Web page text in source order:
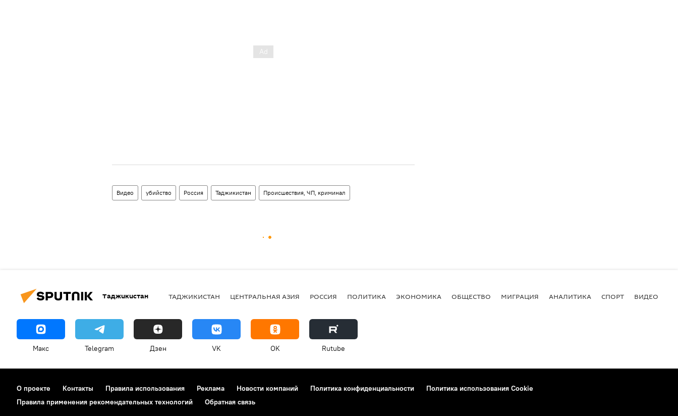
Видео убийство Россия Таджикистан Происшествия, ЧП, криминал
Таджикистан ТАДЖИКИСТАН ЦЕНТРАЛЬНАЯ АЗИЯ РОССИЯ ПОЛИТИКА ЭКОНОМИКА ОБЩЕСТВО МИГРАЦИЯ АНАЛИТИКА СПОРТ ВИДЕО
Макс Telegram Дзен VK OK Rutube
О проекте Контакты Правила использования Реклама Новости компаний Политика конфиденциальности
Политика использования Cookie
Правила применения рекомендательных технологий
Обратная связь